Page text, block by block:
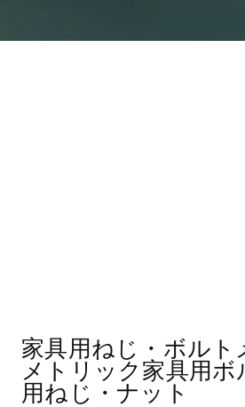
家具用ねじ・ボルト
メトリック家具用ボ
用ねじ・ナット